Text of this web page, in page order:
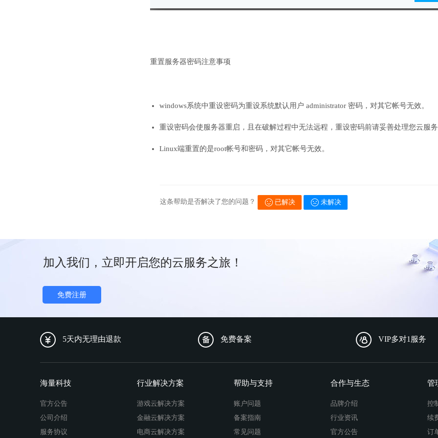
重置服务器密码注意事项
windows系统中重设密码为重设系统默认用户 administrator 密码，对其它帐号无效。
重设密码会使服务器重启，且在破解过程中无法远程，重设密码前请妥善处理您云服务
Linux端重置的是root帐号和密码，对其它帐号无效。
这条帮助是否解决了您的问题？ 已解决 未解决
加入我们，立即开启您的云服务之旅！
免费注册
5天内无理由退款 免费备案 VIP多对1服务
海量科技
官方公告
公司介绍
服务协议
行业解决方案
游戏云解决方案
金融云解决方案
电商云解决方案
帮助与支持
账户问题
备案指南
常见问题
合作与生态
品牌介绍
行业资讯
官方公告
管
控
续
订